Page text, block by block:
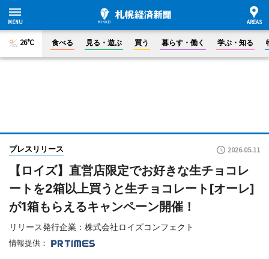
26°C 食べる 見る・遊ぶ 買う 暮らす・働く 学ぶ・知る
プレスリリース 2026.05.11
【ロイズ】直営店限定でお好きな生チョコレ
ートを2箱以上買うと生チョコレート[オーレ]
が1箱もらえるキャンペーン開催！
リリース発行企業：株式会社ロイズコンフェクト
情報提供：